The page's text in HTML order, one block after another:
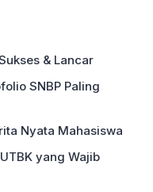
& Lancar
SNBP Paling
Nyata Mahasiswa
yang Wajib